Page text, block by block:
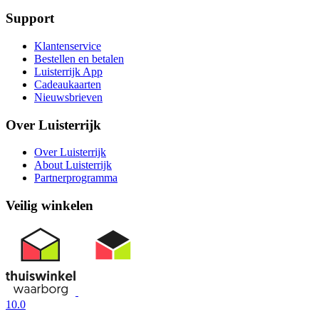
Support
Klantenservice
Bestellen en betalen
Luisterrijk App
Cadeaukaarten
Nieuwsbrieven
Over Luisterrijk
Over Luisterrijk
About Luisterrijk
Partnerprogramma
Veilig winkelen
10.0